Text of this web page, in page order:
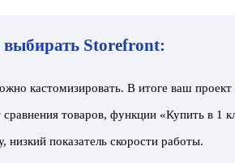
Storefront:
кастомизировать. В итоге ваш
сравнения товаров, функции «Купить в
показатель скорости работы.